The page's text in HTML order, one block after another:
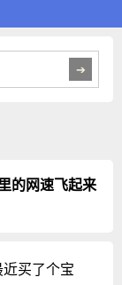
的网速飞起来
买了个宝